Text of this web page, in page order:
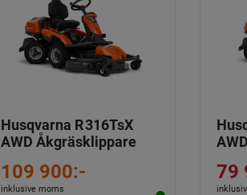
Husqvarna R 316TsX
AWD Åkgräsklippare
109 900:-
inklusive moms
79